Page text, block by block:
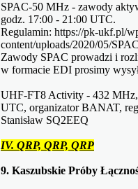
SPAC-50 MHz - zawody
godz. 17:00 - 21:00 UTC.
Regulamin: https://pk-ukf.pl/
content/uploads/2020/05/
Zawody SPAC prowadzi i
w formacie EDI prosimy
UHF-FT8 Activity - 432 MHz,
UTC, organizator BANAT,
Stanisław SQ2EEQ
IV. QRP, QRP, QRP
9. Kaszubskie Próby